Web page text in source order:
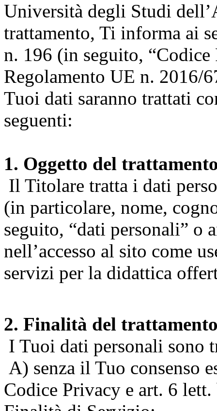
Università degli Studi
trattamento, Ti informa ai
n. 196 (in seguito, “Codice
Regolamento UE n. 2016/
Tuoi dati saranno trattati
seguenti:
1. Oggetto del
Il Titolare tratta i dati
(in particolare, nome,
seguito, “dati personali” o
nell’accesso al sito come
servizi per la didattica
2. Finalità del
I Tuoi dati personali sono
A) senza il Tuo consenso
Codice Privacy e art. 6